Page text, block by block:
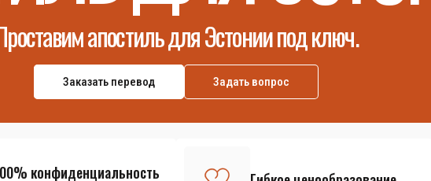
апостиль для Эстонии под ключ.
Заказать перевод Задать вопрос
конфиденциальность